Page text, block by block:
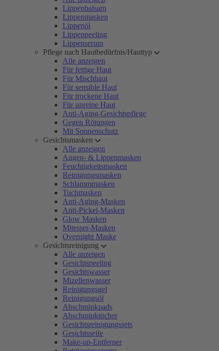
Lippenbalsam
Lippenmasken
Lippenöl
Lippenpeeling
Lippenserum
Pflege nach Hautbedürfnis/Hauttyp
Alle anzeigen
Für fettige Haut
Für Mischhaut
Für sensible Haut
Für trockene Haut
Für unreine Haut
Anti-Aging-Gesichtspflege
Gegen Rötungen
Mit Sonnenschutz
Gesichtsmasken
Alle anzeigen
Augen- & Lippenmasken
Feuchtigkeitsmasken
Reinigungsmasken
Schlammmasken
Tuchmasken
Anti-Aging-Masken
Anti-Pickel-Masken
Glow Masken
Mitesser-Masken
Overnight Maske
Gesichtsreinigung
Alle anzeigen
Gesichtspeeling
Gesichtswasser
Mizellenwasser
Reinigungsgel
Reinigungsöl
Abschminkpads
Abschminktücher
Gesichtsreinigungssets
Gesichtsseife
Make-up-Entferner